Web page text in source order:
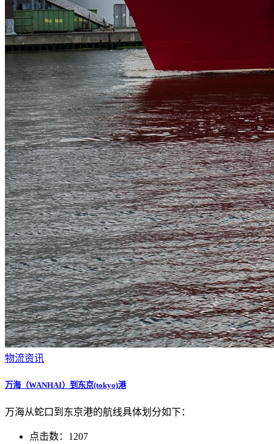
物流资讯
万海（WANHAI）到东京(tokyo)港
万海从蛇口到东京港的航线具体划分如下：
点击数：1207